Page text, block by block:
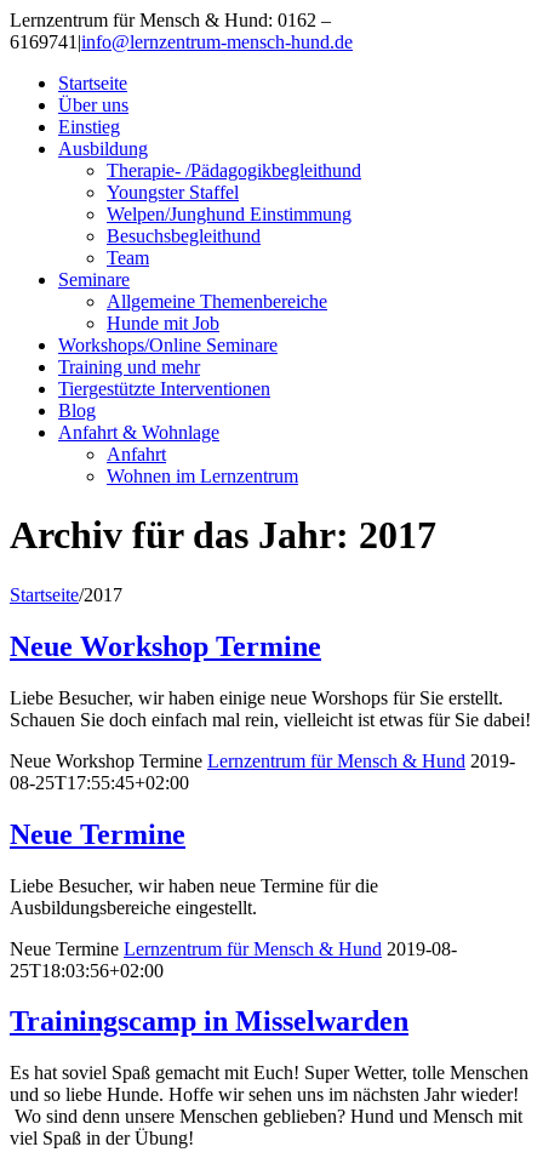
Lernzentrum für Mensch & Hund: 0162 –
6169741 |info@lernzentrum-mensch-hund.de
Startseite
Über uns
Einstieg
Ausbildung
Therapie- /Pädagogikbegleithund
Youngster Staffel
Welpen/Junghund Einstimmung
Besuchsbegleithund
Team
Seminare
Allgemeine Themenbereiche
Hunde mit Job
Workshops/Online Seminare
Training und mehr
Tiergestützte Interventionen
Blog
Anfahrt & Wohnlage
Anfahrt
Wohnen im Lernzentrum
Archiv für das Jahr: 2017
Startseite/2017
Neue Workshop Termine
Liebe Besucher, wir haben einige neue Worshops für Sie erstellt.
Schauen Sie doch einfach mal rein, vielleicht ist etwas für Sie dabei!
Neue Workshop Termine Lernzentrum für Mensch & Hund 2019-
08-25T17:55:45+02:00
Neue Termine
Liebe Besucher, wir haben neue Termine für die
Ausbildungsbereiche eingestellt.
Neue Termine Lernzentrum für Mensch & Hund 2019-08-
25T18:03:56+02:00
Trainingscamp in Misselwarden
Es hat soviel Spaß gemacht mit Euch! Super Wetter, tolle Menschen
und so liebe Hunde. Hoffe wir sehen uns im nächsten Jahr wieder!
Wo sind denn unsere Menschen geblieben? Hund und Mensch mit
viel Spaß in der Übung!